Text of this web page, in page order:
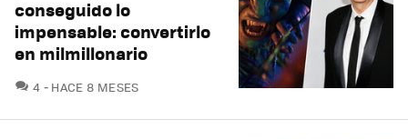
conseguido lo
impensable: convertirlo
en milmillonario
4 COMENTARIOS
HACE 8 MESES